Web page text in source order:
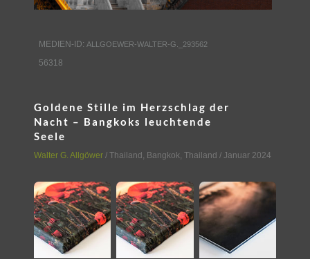
MEDIEN-ID: ALLGOEWER-WALTER-G._293562
56318
Goldene Stille im Herzschlag der
Nacht – Bangkoks leuchtende
Seele
Walter G. Allgöwer / Thailand Bangkok, Thailand / Januar 2024